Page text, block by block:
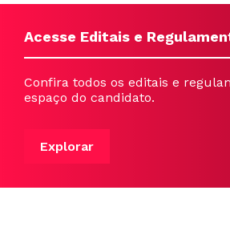
Acesse Editais e
Confira todos os editais e
espaço do candidato.
Explorar